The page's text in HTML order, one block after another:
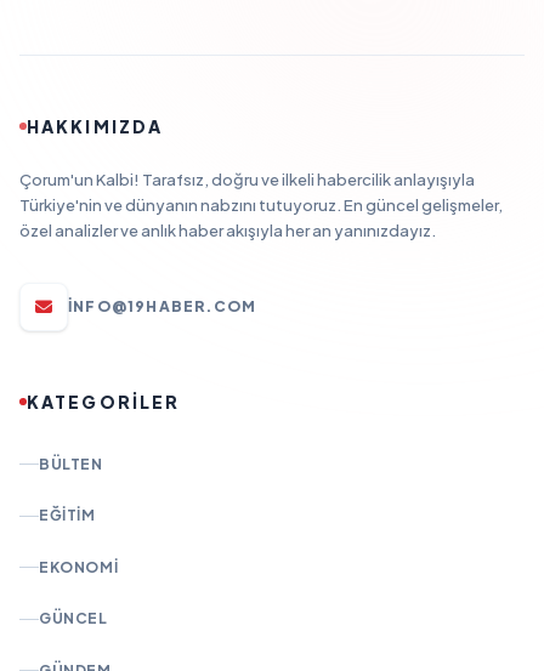
HAKKIMIZDA
Çorum'un Kalbi! Tarafsız, doğru ve ilkeli habercilik anlayışıyla
Türkiye'nin ve dünyanın nabzını tutuyoruz. En güncel gelişmeler,
özel analizler ve anlık haber akışıyla her an yanınızdayız.
INFO@19HABER.COM
KATEGORİLER
BÜLTEN
EĞITIM
EKONOMI
GÜNCEL